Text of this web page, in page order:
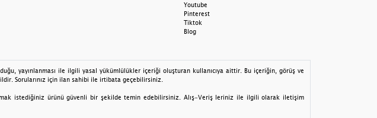
Youtube
Pinterest
Tiktok
Blog
yayınlanması ile ilgili yasal yükümlülükler içeriği oluşturan kullanıcıya aittir. Bu içeriğin, görüş ve
Sorularınız için ilan sahibi ile irtibata geçebilirsiniz.
istediğiniz ürünü güvenli bir şekilde temin edebilirsiniz. Alış-Veriş leriniz ile ilgili olarak iletişim